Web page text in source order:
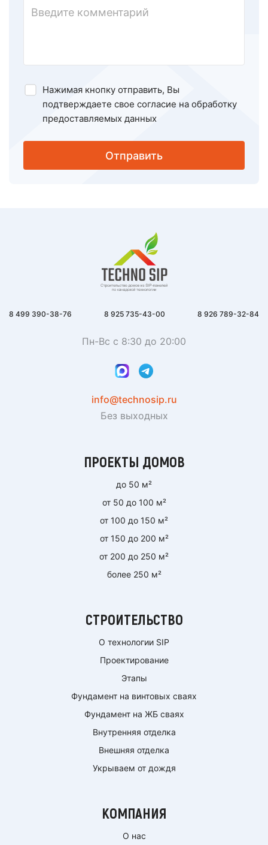
Нажимая кнопку отправить, Вы
подтверждаете свое согласие на обработку
предоставляемых данных
Отправить
8 499 390-38-76 8 925 735-43-00 8 926 789-32-84
Пн-Вс с 8:30 до 20:00
info@technosip.ru
Без выходных
ПРОЕКТЫ ДОМОВ
до 50 м²
от 50 до 100 м²
от 100 до 150 м²
от 150 до 200 м²
от 200 до 250 м²
более 250 м²
СТРОИТЕЛЬСТВО
О технологии SIP
Проектирование
Этапы
Фундамент на винтовых сваях
Фундамент на ЖБ сваях
Внутренняя отделка
Внешняя отделка
Укрываем от дождя
КОМПАНИЯ
О нас